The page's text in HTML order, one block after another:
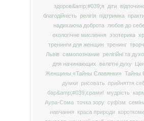
здоров&amp;#039;я
діти
благодійність
релігія підтримка
надихаюча доброта
любов до
екологічне мислення
эзотерика
тренинги для женщин тренинг
Львів самопознание релігійні та
для начинающих
велетні духу
Женщины «Тайны Славянки» Тайны
думки
рисовать прийняття
бар&amp;#039;єрами!
мудрість
Аура-Сома точка зору суфізм
навчання
краса природи